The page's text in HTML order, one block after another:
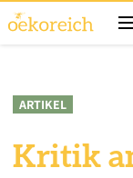
ARTIKEL
Kritik